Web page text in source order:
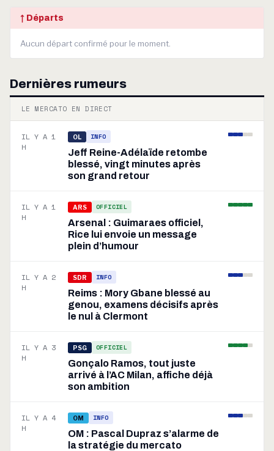
↑ Départs
Aucun départ confirmé pour le moment.
Dernières rumeurs
LE MERCATO EN DIRECT
IL Y A 1
H
OL INFO
Jeff Reine-Adélaïde retombe
blessé, vingt minutes après
son grand retour
IL Y A 1
H
ARS OFFICIEL
Arsenal : Guimaraes officiel,
Rice lui envoie un message
plein d’humour
IL Y A 2
H
SDR INFO
Reims : Mory Gbane blessé au
genou, examens décisifs après
le nul à Clermont
IL Y A 3
H
PSG OFFICIEL
Gonçalo Ramos, tout juste
arrivé à l’AC Milan, affiche déjà
son ambition
IL Y A 4
H
OM INFO
OM : Pascal Dupraz s’alarme de
la stratégie du mercato